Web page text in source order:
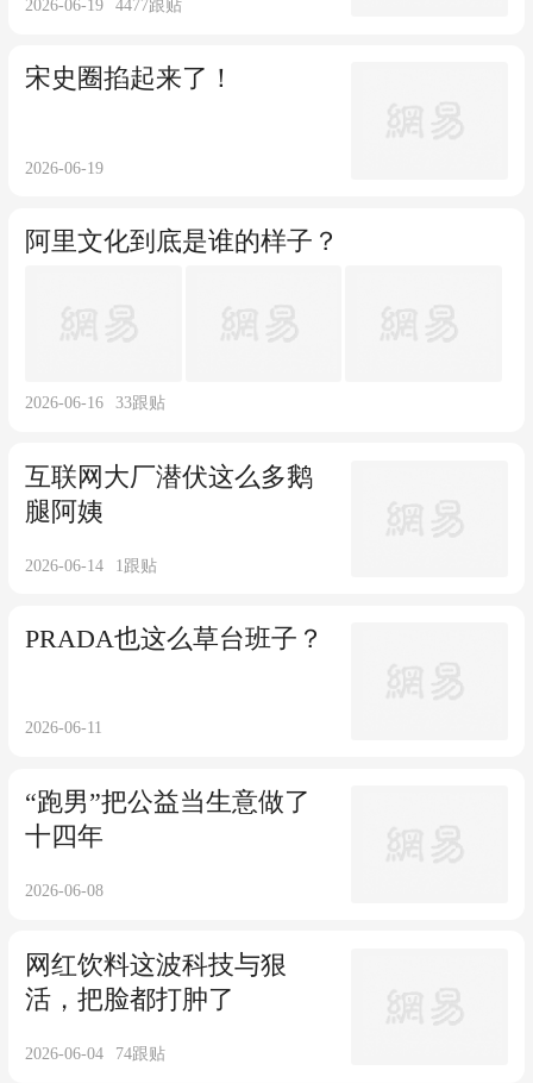
2026-06-19 4477跟贴
宋史圈掐起来了！
2026-06-19
阿里文化到底是谁的样子？
2026-06-16 33跟贴
互联网大厂潜伏这么多鹅
腿阿姨
2026-06-14 1跟贴
PRADA也这么草台班子？
2026-06-11
“跑男”把公益当生意做了
十四年
2026-06-08
网红饮料这波科技与狠
活，把脸都打肿了
2026-06-04 74跟贴